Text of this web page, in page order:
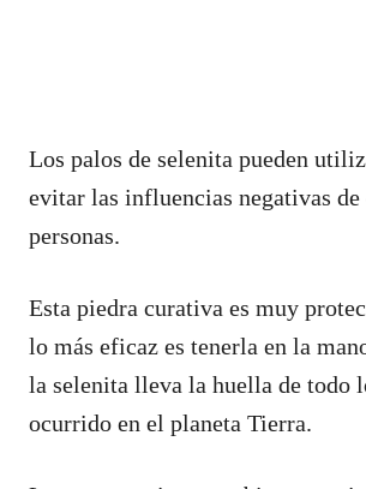
Los palos de selenita pueden
evitar las influencias negativas de
personas.
Esta piedra curativa es muy
lo más eficaz es tenerla en la
la selenita lleva la huella de todo
ocurrido en el planeta Tierra.